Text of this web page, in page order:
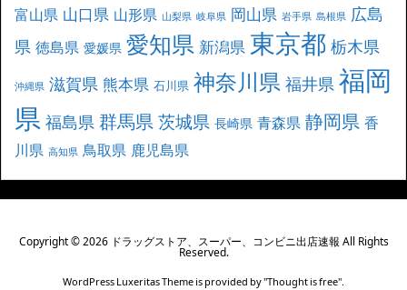
富山県 山口県 山形県 山梨県 岐阜県 岡山県 岩手県 島根県 広島
県 徳島県 愛媛県 愛知県 新潟県 東京都 栃木県
沖縄県 滋賀県 熊本県 石川県 神奈川県 福井県 福岡
県 福島県 群馬県茨城県 長崎県 青森県 静岡県 香
川県 高知県 鳥取県 鹿児島県
Copyright ©2026 ドラッグストア、スーパー、コンビニ出店速報 All Rights
Reserved.
WordPress Luxeritas Theme is provided by "Thought is free".